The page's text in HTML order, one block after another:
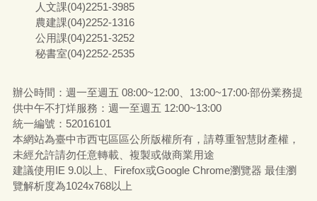
人文課(04)2251-3985
農建課(04)2252-1316
公用課(04)2251-3252
秘書室(04)2252-2535
辦公時間：週一至週五 08:00~12:00、13:00~17:00‧部份業務提
供中午不打烊服務：週一至週五 12:00~13:00
統一編號 ：52016101
本網站為臺中市西屯區區公所版權所有，請尊重智慧財產權，
未經允許請勿任意轉載、複製或做商業用途
建議使用IE 9.0以上、Firefox或Google Chrome瀏覽器 最佳瀏
覽解析度為1024x768以上